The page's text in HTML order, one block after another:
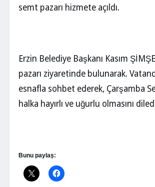
semt pazarı hizmete açıldı.
Erzin Belediye Başkanı Kasım
pazarı ziyaretinde bulunarak.
esnafla sohbet ederek, Çarşamba
halka hayırlı ve uğurlu olmasını
Bunu paylaş: